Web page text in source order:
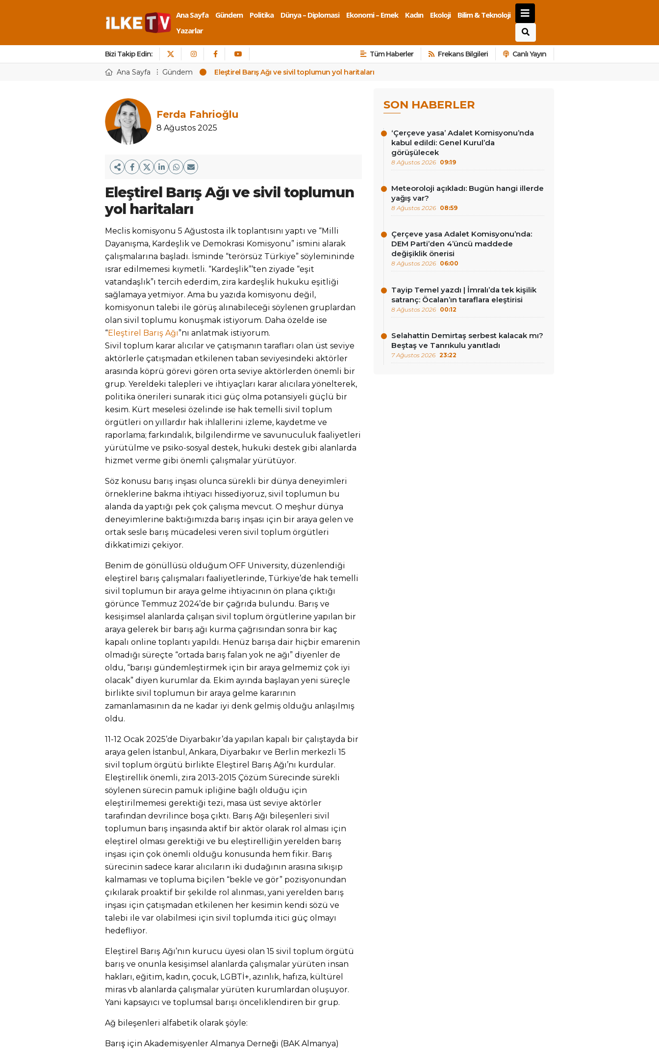
Ana Sayfa Gündem Politika Dünya – Diplomasi Ekonomi – Emek Kadın Ekoloji
Bilim & Teknoloji
Yazarlar
Bizi Takip Edin: Tüm Haberler Frekans Bilgileri Canlı Yayın
Ana Sayfa Gündem Eleştirel Barış Ağı ve sivil toplumun yol haritaları
Ferda Fahrioğlu
8 Ağustos 2025
Eleştirel Barış Ağı ve sivil toplumun
yol haritaları
Meclis komisyonu 5 Ağustosta ilk toplantısını yaptı ve “Milli
Dayanışma, Kardeşlik ve Demokrasi Komisyonu” ismini alarak
çalışmalarına başladı. İsminde “terörsüz Türkiye” söylemininde
ısrar edilmemesi kıymetli. “Kardeşlik”’ten ziyade “eşit
vatandaşlık”ı tercih ederdim, zira kardeşlik hukuku eşitliği
sağlamaya yetmiyor. Ama bu yazıda komisyonu değil,
komisyonun talebi ile görüş alınabileceği söylenen gruplardan
olan sivil toplumu konuşmak istiyorum. Daha özelde ise
“Eleştirel Barış Ağı”nı anlatmak istiyorum.
Sivil toplum karar alıcılar ve çatışmanın tarafları olan üst seviye
aktörlerle çatışmadan etkilenen taban seviyesindeki aktörler
arasında köprü görevi gören orta seviye aktörlerden önemli bir
grup. Yereldeki talepleri ve ihtiyaçları karar alıcılara yönelterek,
politika önerileri sunarak itici güç olma potansiyeli güçlü bir
kesim. Kürt meselesi özelinde ise hak temelli sivil toplum
örgütleri on yıllardır hak ihlallerini izleme, kaydetme ve
raporlama; farkındalık, bilgilendirme ve savunuculuk faaliyetleri
yürütülme ve psiko-sosyal destek, hukuki destek gibi alanlarda
hizmet verme gibi önemli çalışmalar yürütüyor.
Söz konusu barış inşası olunca sürekli bir dünya deneyimleri
örneklerine bakma ihtiyacı hissediyoruz, sivil toplumun bu
alanda da yaptığı pek çok çalışma mevcut. O meşhur dünya
deneyimlerine baktığımızda barış inşası için bir araya gelen ve
ortak sesle barış mücadelesi veren sivil toplum örgütleri
dikkatimizi çekiyor.
Benim de gönüllüsü olduğum OFF University, düzenlendiği
eleştirel barış çalışmaları faaliyetlerinde, Türkiye’de hak temelli
sivil toplumun bir araya gelme ihtiyacının ön plana çıktığı
görünce Temmuz 2024’de bir çağrıda bulundu. Barış ve
kesişimsel alanlarda çalışan sivil toplum örgütlerine yapılan bir
araya gelerek bir barış ağı kurma çağrısından sonra bir kaç
kapalı online toplantı yapıldı. Henüz barışa dair hiçbir emarenin
olmadığı süreçte “ortada barış falan yok ne ağı” diyenler de
oldu, “barışı gündemleştirmek için bir araya gelmemiz çok iyi
olacak” diyen kurumlar da. Ekim ayında başlayan yeni süreçle
birlikte sivil toplumun bir araya gelme kararının
zamanlamasının da ne kadar iyi denk gelmiş olduğu anlaşılmış
oldu.
11-12 Ocak 2025’de Diyarbakır’da yapılan kapalı bir çalıştayda bir
araya gelen İstanbul, Ankara, Diyarbakır ve Berlin merkezli 15
sivil toplum örgütü birlikte Eleştirel Barış Ağı’nı kurdular.
Eleştirellik önemli, zira 2013-2015 Çözüm Sürecinde sürekli
söylenen sürecin pamuk ipliğine bağlı olduğu için
eleştirilmemesi gerektiği tezi, masa üst seviye aktörler
tarafından devrilince boşa çıktı. Barış Ağı bileşenleri sivil
toplumun barış inşasında aktif bir aktör olarak rol alması için
eleştirel olması gerektiği ve bu eleştirelliğin yerelden barış
inşası için çok önemli olduğu konusunda hem fikir. Barış
sürecinin sadece karar alıcıların iki dudağının arasına sıkışıp
kalmaması ve topluma biçilen “bekle ve gör” pozisyonundan
çıkılarak proaktif bir şekilde rol alınması, yani yerelden barış
inşası için çatışmadan etkilenen her kesimin kendi sözü ve
talebi ile var olabilmesi için sivil toplumda itici güç olmayı
hedefliyor.
Eleştirel Barış Ağı’nın kurucu üyesi olan 15 sivil toplum örgütü
barış ve onunla kesişimsel alanlarda çalışmalar yürüten insan
hakları, eğitim, kadın, çocuk, LGBTİ+, azınlık, hafıza, kültürel
miras vb alanlarda çalışmalar yürüten kurumlardan oluşuyor.
Yani kapsayıcı ve toplumsal barışı önceliklendiren bir grup.
Ağ bileşenleri alfabetik olarak şöyle:
Barış için Akademisyenler Almanya Derneği (BAK Almanya)
SON HABERLER
‘Çerçeve yasa’ Adalet Komisyonu’nda
kabul edildi: Genel Kurul’da
görüşülecek
8 Ağustos 2026 09:19
Meteoroloji açıkladı: Bugün hangi illerde
yağış var?
8 Ağustos 2026 08:59
Çerçeve yasa Adalet Komisyonu’nda:
DEM Parti’den 4’üncü maddede
değişiklik önerisi
8 Ağustos 2026 06:00
Tayip Temel yazdı | İmralı’da tek kişilik
satranç: Öcalan’ın taraflara eleştirisi
8 Ağustos 2026 00:12
Selahattin Demirtaş serbest kalacak mı?
Beştaş ve Tanrıkulu yanıtladı
7 Ağustos 2026 23:22